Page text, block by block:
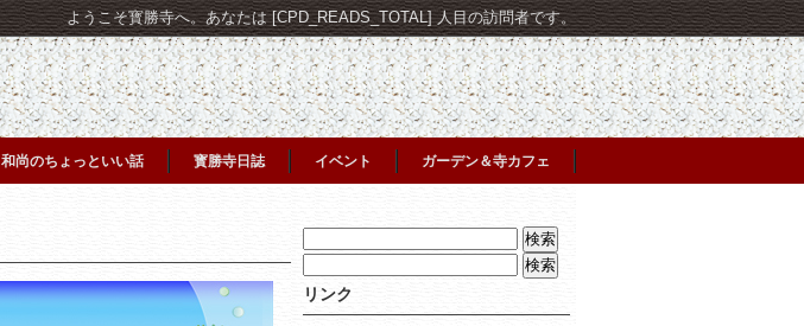
ようこそ寳勝寺へ。あなたは [CPD_READS_TOTAL] 人目の訪問者です。
和尚のちょっといい話 寳勝寺日誌 イベント ガーデン＆寺カフェ
索:
索:
リンク